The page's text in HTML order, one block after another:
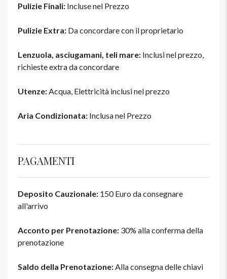
Pulizie Finali: Incluse nel Prezzo
Pulizie Extra: Da concordare con il proprietario
Lenzuola, asciugamani, teli mare: Inclusi nel prezzo,
richieste extra da concordare
Utenze:Acqua, Elettricità inclusi nel prezzo
Aria Condizionata: Inclusa nel Prezzo
PAGAMENTI
Deposito Cauzionale: 150 Euro da consegnare
all'arrivo
Acconto per Prenotazione: 30% alla conferma della
prenotazione
Saldo della Prenotazione:Alla consegna delle chiavi